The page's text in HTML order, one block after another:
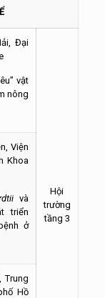
Đại
vật
nông
Hội
trường
tầng 3
Viện
Khoa
và
triển
ở
Trung
Hồ